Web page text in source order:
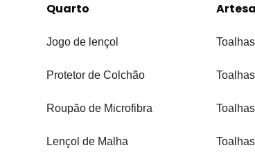
Quarto
Jogo de lençol
Protetor de Colchão
Roupão de Microfibra
Lençol de Malha